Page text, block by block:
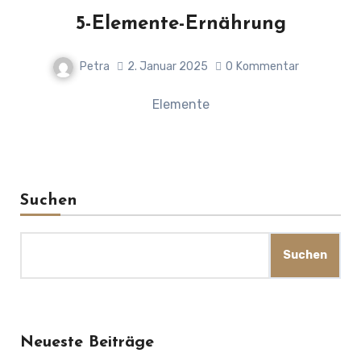
5-Elemente-Ernährung
Petra 2. Januar 2025 0 Kommentar
Elemente
Suchen
Suchen
Neueste Beiträge